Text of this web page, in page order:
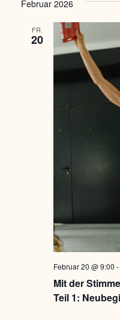
Februar 2026
FR.
20
Mit der
Teil 1:
Februar 20 @ 9:00 -